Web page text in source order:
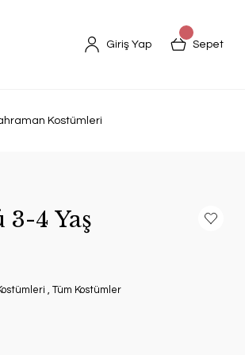
Giriş Yap Sepet
Kostümleri
4 Yaş
, Tüm Kostümler